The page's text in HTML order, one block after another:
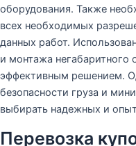
оборудования. Также
всех необходимых
данных работ. И
и монтажа негабаритного
эффективным решением.
безопасности груза и
выбирать надежных и
Перевозка